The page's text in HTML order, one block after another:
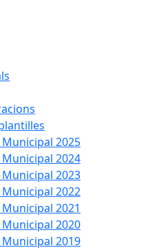
2025
2024
2023
2022
2021
2020
2019